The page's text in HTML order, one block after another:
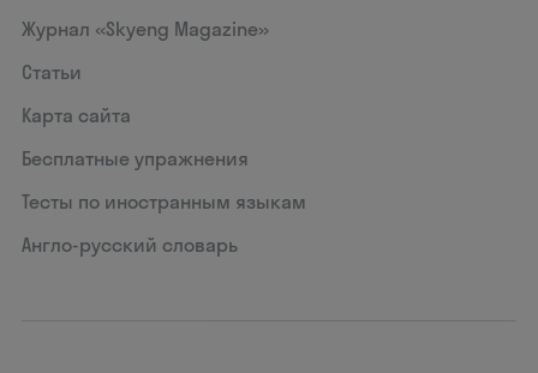
Журнал «Skyeng Magazine»
Статьи
Карта сайта
Бесплатные упражнения
Тесты по иностранным языкам
Англо-русский словарь